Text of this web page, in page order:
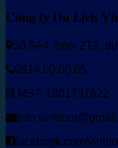
Công ty Du Lịch
Số 9A4, hẻm 2T2,
0914.00.00.65
MST: 1801737622
facebook.com/